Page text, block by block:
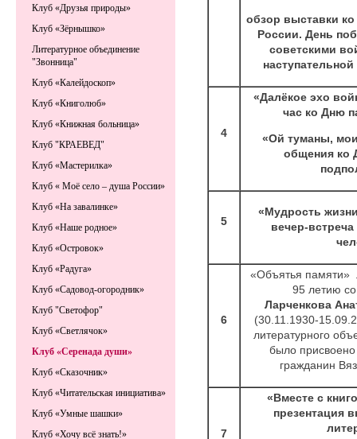
обзор выставки
России. День
советскими
4
«Далёкое эхо
час ко Дню
«Ой туманы,
общения ко
5
«Мудрость
вечер-
6
«Объятья
95 летию
Ларченкова
(30.11.1930-
литературного
было
гражданин
7
«Вместе с
презентация
Клуб «Друзья природы»
Клуб «Зёрнышко»
Литературное объединение
"Звонница"
Клуб «Калейдоскоп»
Клуб «Книголюб»
Клуб «Книжная больница»
Клуб "КРАЕВЕД"
Клуб «Мастерилка»
Клуб « Моё село – душа России»
Клуб «На завалинке»
Клуб «Наше родное»
Клуб «Островок»
Клуб «Радуга»
Клуб «Садовод-огородник»
Клуб "Светофор"
Клуб «Светлячок»
Клуб «Серенада души»
Клуб «Сказочник»
Клуб «Читательская инициатива»
Клуб «Умные шашки»
Клуб «Хочу всё знать!»